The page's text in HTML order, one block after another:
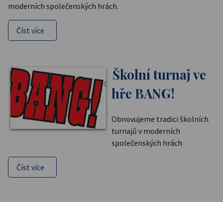
moderních společenských hrách.
Číst více
Školní turnaj ve
hře BANG!
Obnovujeme tradici školních
turnajů v moderních
společenských hrách
Číst více